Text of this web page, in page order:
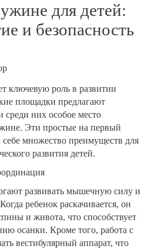
для детей:
и безопасность
ключевую роль в развитии
площадки предлагают
среди них особое место
. Эти простые на первый
себе множество преимуществ для
развития детей.
развивать мышечную силу и
ребенок раскачивается, он
и живота, что способствует
осанки. Кроме того, работа с
вестибулярный аппарат, что
сОбработкой